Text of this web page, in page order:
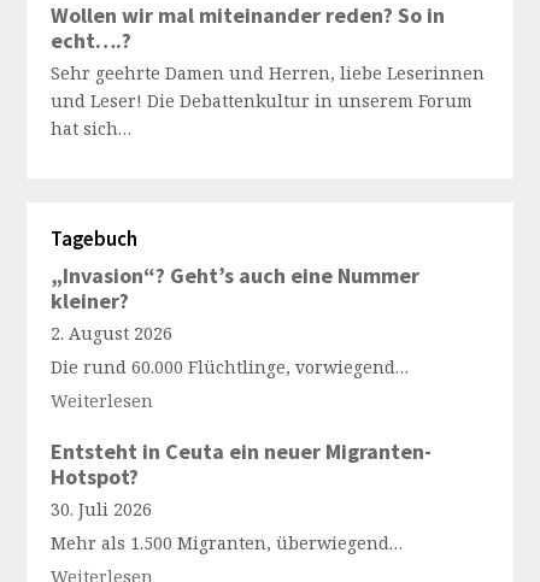
Wollen wir mal miteinander reden? So in
echt….?
Sehr geehrte Damen und Herren, liebe Leserinnen
und Leser! Die Debattenkultur in unserem Forum
hat sich…
Tagebuch
„Invasion“? Geht’s auch eine Nummer
kleiner?
2. August 2026
Die rund 60.000 Flüchtlinge, vorwiegend…
Weiterlesen
Entsteht in Ceuta ein neuer Migranten-
Hotspot?
30. Juli 2026
Mehr als 1.500 Migranten, überwiegend…
Weiterlesen